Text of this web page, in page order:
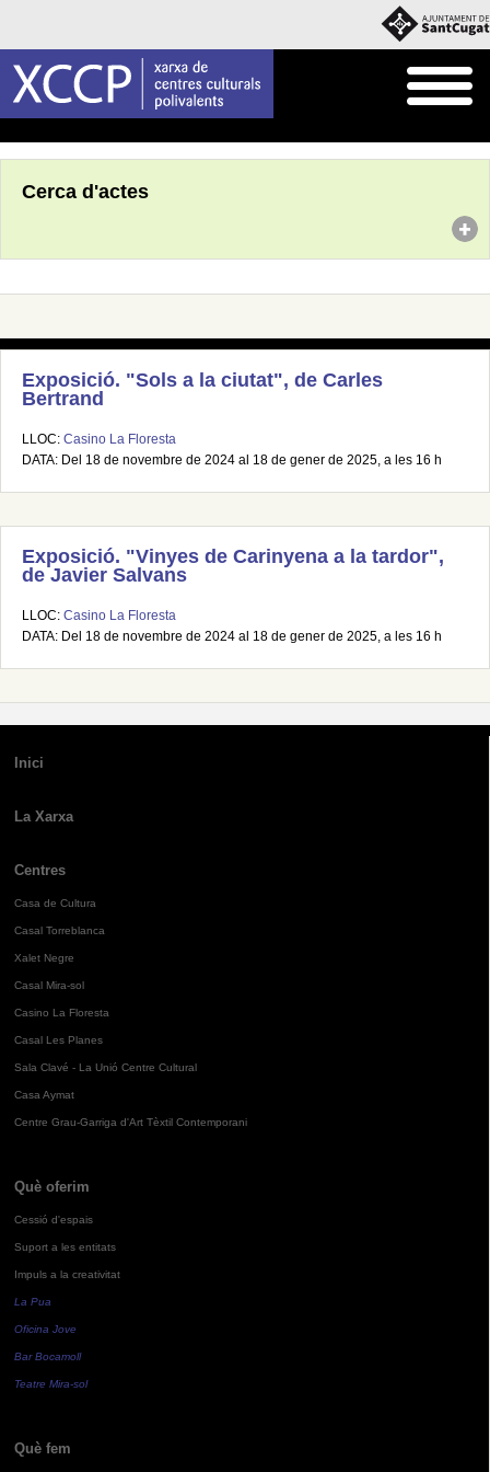
Cerca d'actes
Exposició. "Sols a la ciutat", de Carles
Bertrand
LLOC: Casino La Floresta
DATA: Del 18 de novembre de 2024 al 18 de gener de 2025, a les 16 h
Exposició. "Vinyes de Carinyena a la tardor",
de Javier Salvans
LLOC: Casino La Floresta
DATA: Del 18 de novembre de 2024 al 18 de gener de 2025, a les 16 h
Inici
La Xarxa
Centres
Casa de Cultura
Casal Torreblanca
Xalet Negre
Casal Mira-sol
Casino La Floresta
Casal Les Planes
Sala Clavé - La Unió Centre Cultural
Casa Aymat
Centre Grau-Garriga d'Art Tèxtil Contemporani
Què oferim
Cessió d'espais
Suport a les entitats
Impuls a la creativitat
La Pua
Oficina Jove
Bar Bocamoll
Teatre Mira-sol
Què fem